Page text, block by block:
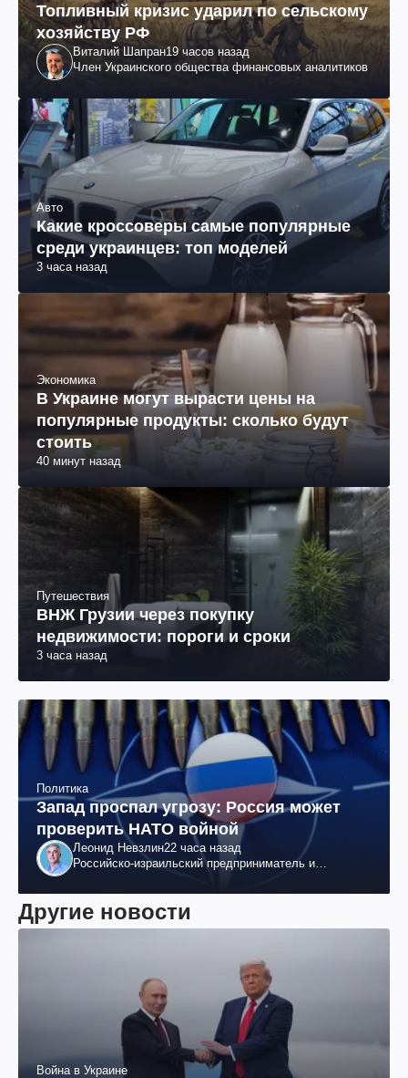
Топливный кризис ударил по сельскому
хозяйству РФ
Виталий Шапран19 часов назад
Член Украинского общества финансовых аналитиков
Авто
Какие кроссоверы самые популярные
среди украинцев: топ моделей
3 часа назад
Экономика
В Украине могут вырасти цены на
популярные продукты: сколько будут
стоить
40 минут назад
Путешествия
ВНЖ Грузии через покупку
недвижимости: пороги и сроки
3 часа назад
Политика
Запад проспал угрозу: Россия может
проверить НАТО войной
Леонид Невзлин22 часа назад
Российско-израильский предприниматель и
"ЮКОСа"
Другие новости
Война в Украине